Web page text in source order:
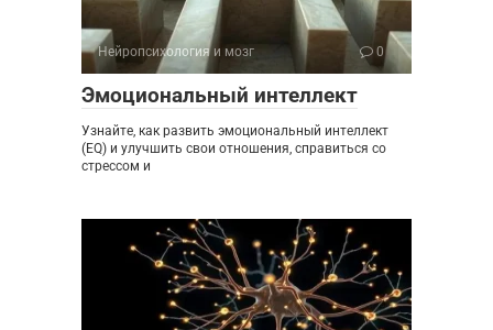
Нейропсихология и мозг 0
Эмоциональный интеллект
Узнайте, как развить эмоциональный интеллект
(EQ) и улучшить свои отношения, справиться со
стрессом и